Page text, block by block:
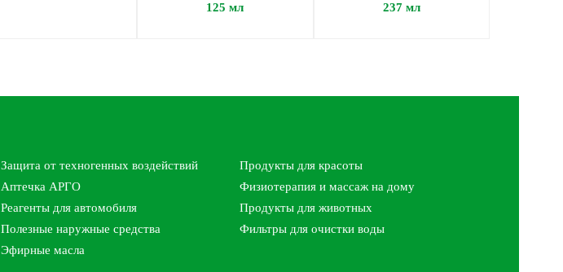
125 мл
237 мл
Защита от техногенных воздействий
Продукты для красоты
Аптечка АРГО
Физиотерапия и массаж на дому
Реагенты для автомобиля
Продукты для животных
Полезные наружные средства
Фильтры для очистки воды
Эфирные масла